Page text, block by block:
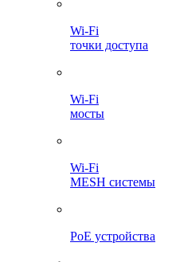
Wi-Fi
точки доступа
Wi-Fi
мосты
Wi-Fi
MESH системы
PoE устройства